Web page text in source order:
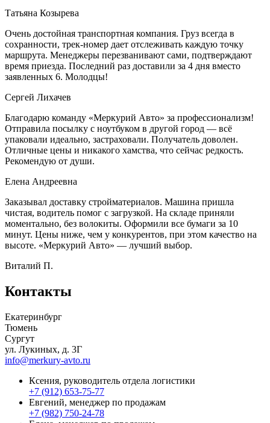
Татьяна Козырева
Очень достойная транспортная компания. Груз всегда в
сохранности, трек-номер дает отслеживать каждую точку
маршрута. Менеджеры перезванивают сами, подтверждают
время приезда. Последний раз доставили за 4 дня вместо
заявленных 6. Молодцы!
Сергей Лихачев
Благодарю команду «Меркурий Авто» за профессионализм!
Отправила посылку с ноутбуком в другой город — всё
упаковали идеально, застраховали. Получатель доволен.
Отличные цены и никакого хамства, что сейчас редкость.
Рекомендую от души.
Елена Андреевна
Заказывал доставку стройматериалов. Машина пришла
чистая, водитель помог с загрузкой. На складе приняли
моментально, без волокиты. Оформили все бумаги за 10
минут. Цены ниже, чем у конкурентов, при этом качество на
высоте. «Меркурий Авто» — лучший выбор.
Виталий П.
Контакты
Екатеринбург
Тюмень
Сургут
ул. Лукиных, д. 3Г
info@merkury-avto.ru
Ксения, руководитель отдела логистики
+7 (912) 653-75-77
Евгений, менеджер по продажам
+7 (982) 750-24-78